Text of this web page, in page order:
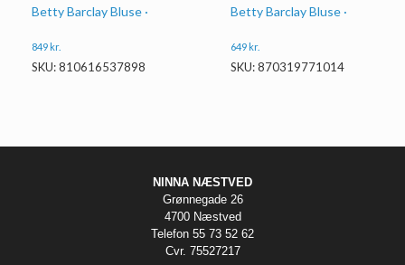
Betty Barclay Bluse ·
849kr.
SKU: 810616537898
Betty Barclay Bluse ·
649kr.
SKU: 870319771014
NINNA NÆSTVED
Grønnegade 26
4700 Næstved
Telefon 55 73 52 62
Cvr. 75527217